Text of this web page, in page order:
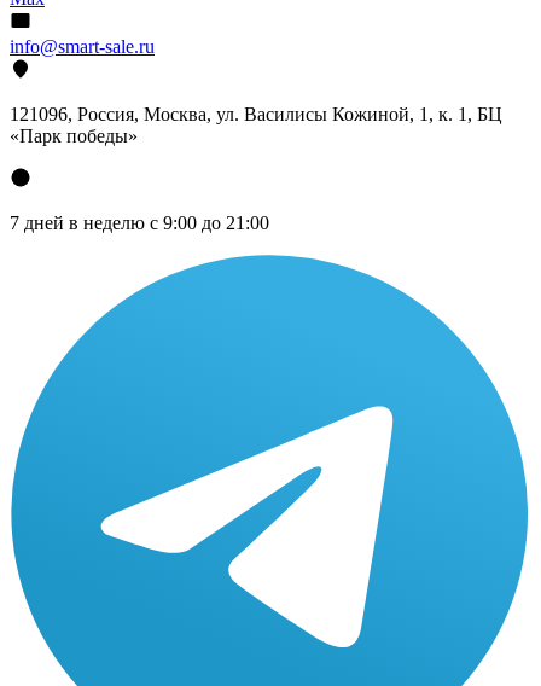
info@smart-sale.ru
121096, Россия, Москва, ул. Василисы Кожиной, 1, к. 1, БЦ
«Парк победы»
7 дней в неделю с 9:00 до 21:00